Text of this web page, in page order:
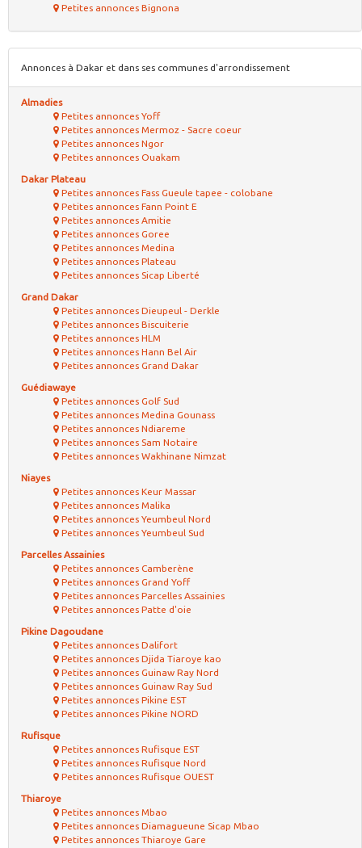
Petites annonces Bignona
Annonces à Dakar et dans ses communes d'arrondissement
Almadies
Petites annonces Yoff
Petites annonces Mermoz - Sacre coeur
Petites annonces Ngor
Petites annonces Ouakam
Dakar Plateau
Petites annonces Fass Gueule tapee - colobane
Petites annonces Fann Point E
Petites annonces Amitie
Petites annonces Goree
Petites annonces Medina
Petites annonces Plateau
Petites annonces Sicap Liberté
Grand Dakar
Petites annonces Dieupeul - Derkle
Petites annonces Biscuiterie
Petites annonces HLM
Petites annonces Hann Bel Air
Petites annonces Grand Dakar
Guédiawaye
Petites annonces Golf Sud
Petites annonces Medina Gounass
Petites annonces Ndiareme
Petites annonces Sam Notaire
Petites annonces Wakhinane Nimzat
Niayes
Petites annonces Keur Massar
Petites annonces Malika
Petites annonces Yeumbeul Nord
Petites annonces Yeumbeul Sud
Parcelles Assainies
Petites annonces Camberène
Petites annonces Grand Yoff
Petites annonces Parcelles Assainies
Petites annonces Patte d'oie
Pikine Dagoudane
Petites annonces Dalifort
Petites annonces Djida Tiaroye kao
Petites annonces Guinaw Ray Nord
Petites annonces Guinaw Ray Sud
Petites annonces Pikine EST
Petites annonces Pikine NORD
Rufisque
Petites annonces Rufisque EST
Petites annonces Rufisque Nord
Petites annonces Rufisque OUEST
Thiaroye
Petites annonces Mbao
Petites annonces Diamagueune Sicap Mbao
Petites annonces Thiaroye Gare